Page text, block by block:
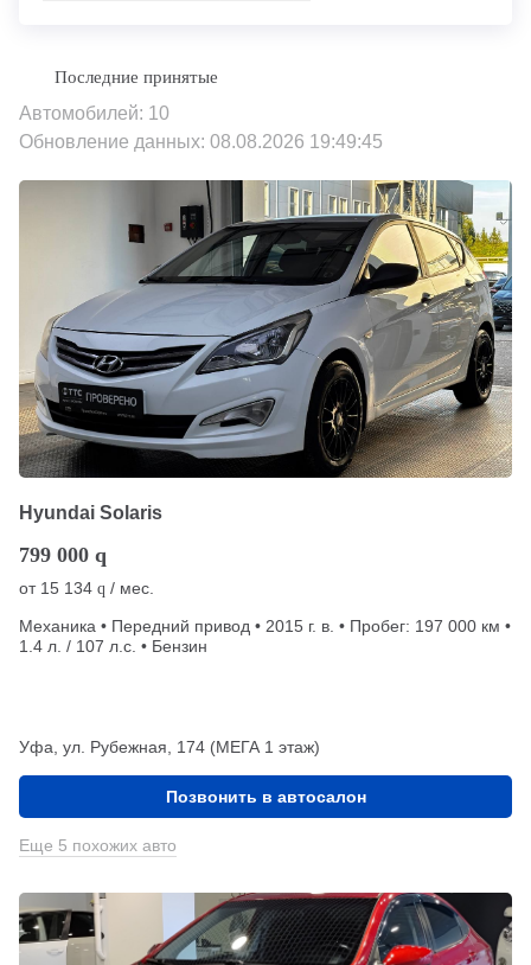
Автомобилей: 10
Обновление данных: 08.08.2026 19:49:45
Hyundai Solaris
799 000 q
от 15 134 q / мес.
Механика • Передний привод • 2015 г. в. • Пробег: 197 000 км •
1.4 л. / 107 л.с. • Бензин
Уфа, ул. Рубежная, 174 (МЕГА 1 этаж)
Позвонить в автосалон
Еще 5 похожих авто